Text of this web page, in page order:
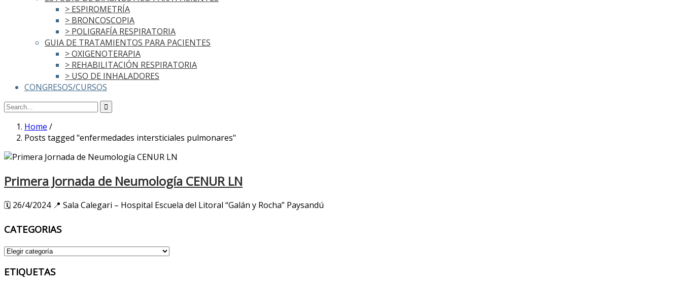
> ESPIROMETRÍA
> BRONCOSCOPIA
> POLIGRAFÍA RESPIRATORIA
GUIA DE TRATAMIENTOS PARA PACIENTES
> OXIGENOTERAPIA
> REHABILITACIÓN RESPIRATORIA
> USO DE INHALADORES
CONGRESOS/CURSOS
Home /
Posts tagged "enfermedades intersticiales pulmonares"
Primera Jornada de Neumología CENUR LN
🗓️ 26/4/2024 📍 Sala Calegari – Hospital Escuela del Litoral “Galán y Rocha” Paysandú
CATEGORIAS
CATEGORIAS
ETIQUETAS